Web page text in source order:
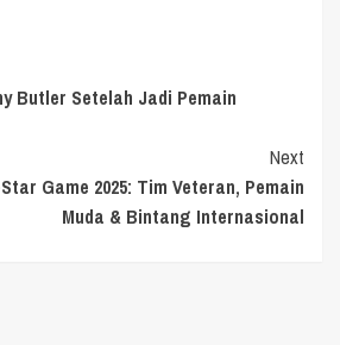
Butler Setelah Jadi Pemain
Next
Game 2025: Tim Veteran, Pemain
Muda & Bintang Internasional